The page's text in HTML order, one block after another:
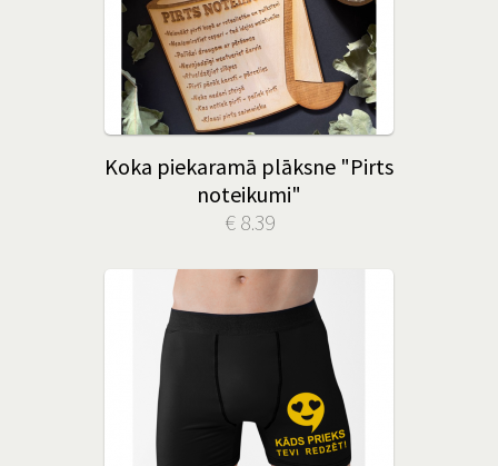
Koka piekaramā plāksne "Pirts
noteikumi"
€ 8.39